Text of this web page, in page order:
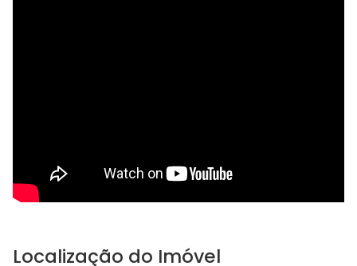
Localização do Imóvel